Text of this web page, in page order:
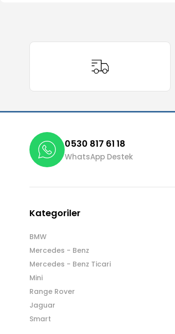
Ürün bilgilerinde hatalar bulunuyor.
Bu ürüne benzer farklı alternatifler olmalı.
0530 817 61 18
WhatsApp Destek
Kategoriler
BMW
Mercedes - Benz
Mercedes - Benz Ticari
Mini
Range Rover
Jaguar
Smart